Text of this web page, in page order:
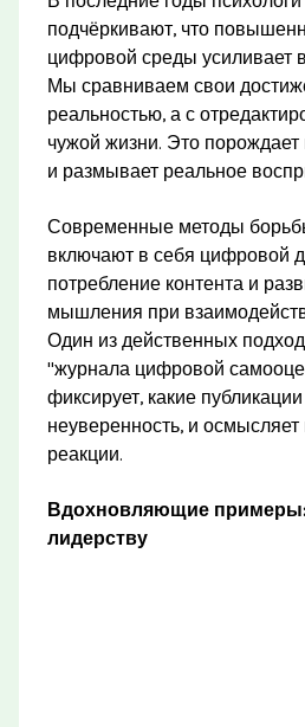
подчёркивают, что
цифровой среды усиливает
Мы сравниваем свои
реальностью, а с
чужой жизни. Это
и размывает реальное
Современные методы
включают в себя цифровой
потребление контента и
мышления при
Один из действенных
"журнала цифровой
фиксирует, какие
неуверенность, и
реакции.
Вдохновляющие примеры:
лидерству